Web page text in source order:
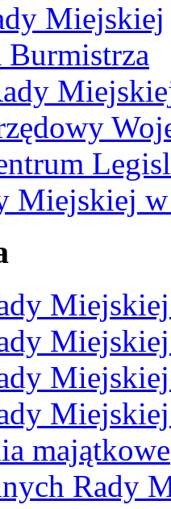
Miejskiej
Burmistrza
Miejskiej w
majątkowe
Rady